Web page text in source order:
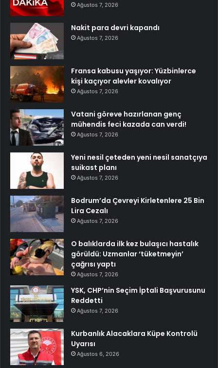
Ağustos 7, 2026
Nakit para devri kapandı
Ağustos 7, 2026
Fransa kabusu yaşıyor: Yüzbinlerce
kişi kaçıyor alevler kovalıyor
Ağustos 7, 2026
Vatani göreve hazırlanan genç
mühendis feci kazada can verdi!
Ağustos 7, 2026
Yeni nesil çeteden yeni nesil sanatçıya
suikast planı
Ağustos 7, 2026
Bodrum’da Çevreyi Kirletenlere 25 Bin
Lira Cezalı
Ağustos 7, 2026
O balıklarda ilk kez bulaşıcı hastalık
görüldü: Uzmanlar ‘tüketmeyin’
çağrısı yaptı
Ağustos 7, 2026
YSK, CHP’nin Seçim İptali Başvurusunu
Reddetti
Ağustos 7, 2026
Kurbanlık Alacaklara Küpe Kontrolü
Uyarısı
Ağustos 6, 2026